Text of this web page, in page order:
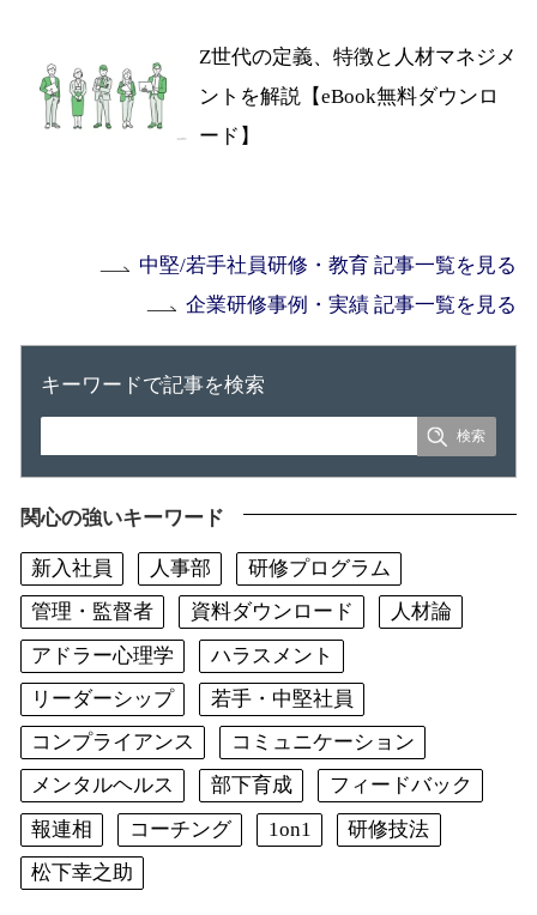
Z世代の定義、特徴と人材マネジメ
ントを解説【eBook無料ダウンロ
ード】
中堅/若手社員研修・教育 記事一覧を見る
企業研修事例・実績 記事一覧を見る
キーワードで記事を検索
関心の強いキーワード
新入社員 人事部
研修プログラム
管理・監督者
資料ダウンロード
人材論
アドラー心理学
ハラスメント
リーダーシップ
若手・中堅社員
コンプライアンス
コミュニケーション
メンタルヘルス
部下育成
フィードバック
報連相
コーチング 1on1
研修技法
松下幸之助